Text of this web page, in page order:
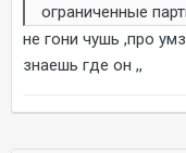
ограниченные
не гони чушь ,про
знаешь где он ,,